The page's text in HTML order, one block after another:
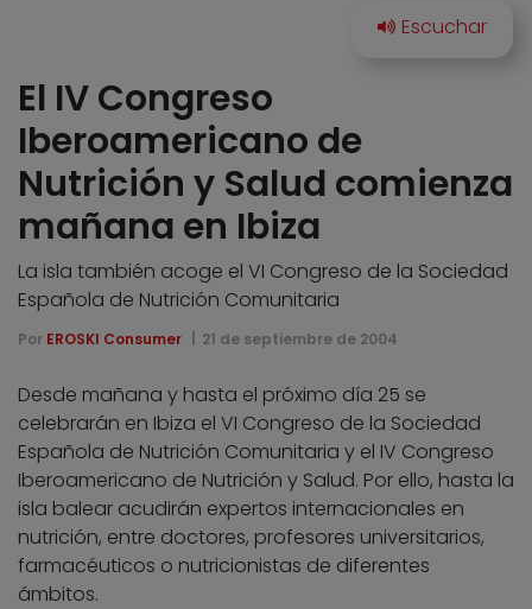
El IV Congreso
Iberoamericano de
Nutrición y Salud comienza
mañana en Ibiza
La isla también acoge el VI Congreso de la Sociedad
Española de Nutrición Comunitaria
Por EROSKI Consumer 21 de septiembre de 2004
Desde mañana y hasta el próximo día 25 se
celebrarán en Ibiza el VI Congreso de la Sociedad
Española de Nutrición Comunitaria y el IV Congreso
Iberoamericano de Nutrición y Salud. Por ello, hasta la
isla balear acudirán expertos internacionales en
nutrición, entre doctores, profesores universitarios,
farmacéuticos o nutricionistas de diferentes
ámbitos.